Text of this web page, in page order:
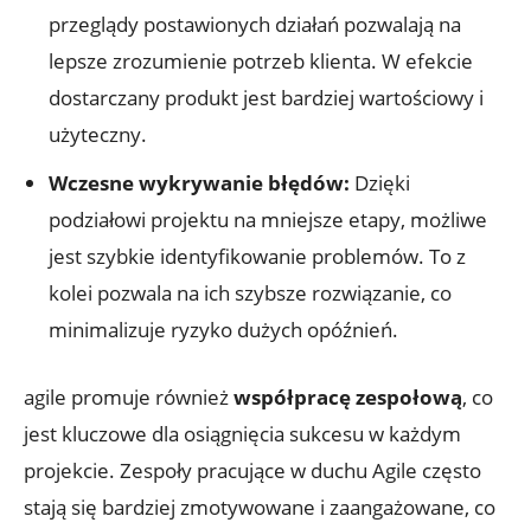
przeglądy postawionych działań pozwalają na
lepsze zrozumienie potrzeb klienta. W efekcie
dostarczany produkt jest bardziej wartościowy i
użyteczny.
Wczesne wykrywanie błędów: Dzięki
podziałowi projektu na mniejsze etapy, możliwe
jest szybkie identyfikowanie problemów. To z
kolei pozwala na ich szybsze rozwiązanie, co
minimalizuje ryzyko dużych opóźnień.
agile promuje równieżwspółpracę zespołową, co
jest kluczowe dla osiągnięcia sukcesu w każdym
projekcie. Zespoły pracujące w duchu Agile często
stają się bardziej zmotywowane i zaangażowane, co